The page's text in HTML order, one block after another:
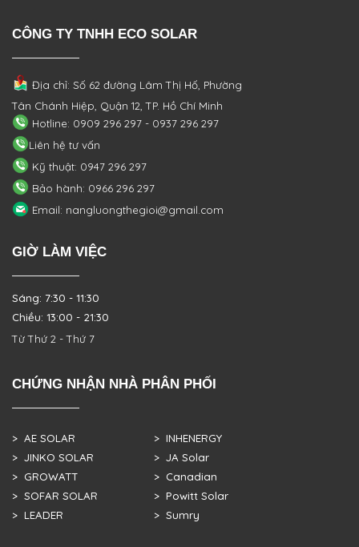
CÔNG TY TNHH ECO SOLAR
Địa chỉ: Số 62 đường Lâm Thị Hố, Phường
Tân Chánh Hiệp, Quận 12, TP. Hồ Chí Minh
Hotline: 0909 296 297 - 0937 296 297
Liên hệ tư vấn
Kỹ thuật: 0947 296 297
Bảo hành: 0966 296 297
Email: nangluongthegioi@gmail.com
GIỜ LÀM VIỆC
Sáng: 7:30 - 11:30
Chiều: 13:00 - 21:30
Từ Thứ 2 - Thứ 7
CHỨNG NHẬN NHÀ PHÂN PHỐI
> AE SOLAR
> JINKO SOLAR
> GROWATT
> SOFAR SOLAR
> LEADER
> INHENERGY
> JA Solar
> Canadian
> Powitt Solar
> Sumry